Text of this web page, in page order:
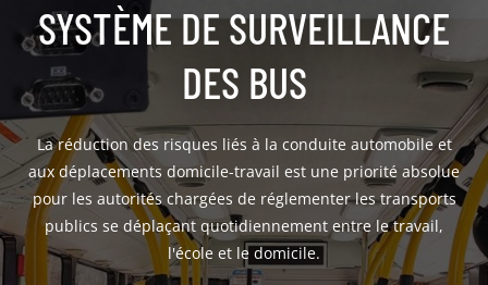
04 72 14 18 00 Nos configurateurs
SYSTÈME DE SURVEILLANCE
DES BUS
La réduction des risques liés à la conduite automobile et
aux déplacements domicile-travail est une priorité absolue
pour les autorités chargées de réglementer les transports
publics se déplaçant quotidiennement entre le travail,
l'école et le domicile.